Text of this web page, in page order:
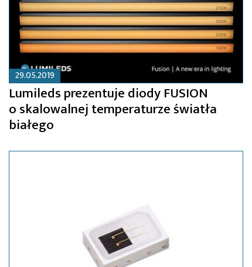
29.05.2019
Lumileds prezentuje diody FUSION
o skalowalnej temperaturze światła
białego